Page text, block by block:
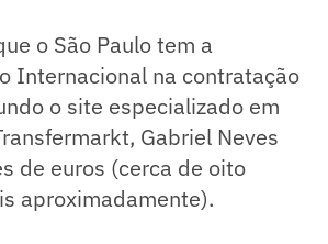
o São Paulo tem a
Internacional na contratação
o site especializado em
Gabriel Neves
de euros (cerca de oito
aproximadamente).